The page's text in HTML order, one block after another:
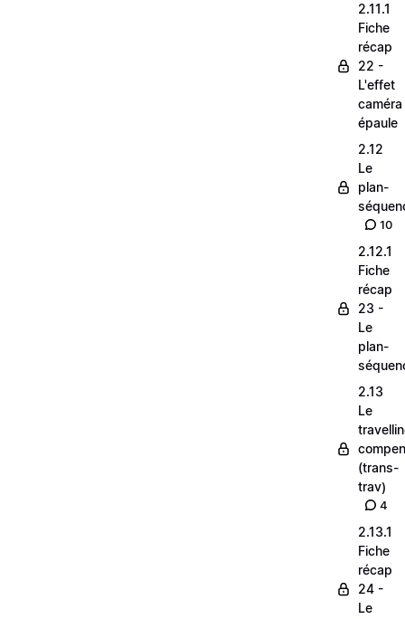
2.11.1
Fiche
récap
22 -
L'effet
caméra
épaule
2.12
Le
plan-
10
2.12.1
Fiche
récap
23 -
Le
plan-
2.13
Le
(trans-
trav)
4
2.13.1
Fiche
récap
24 -
Le